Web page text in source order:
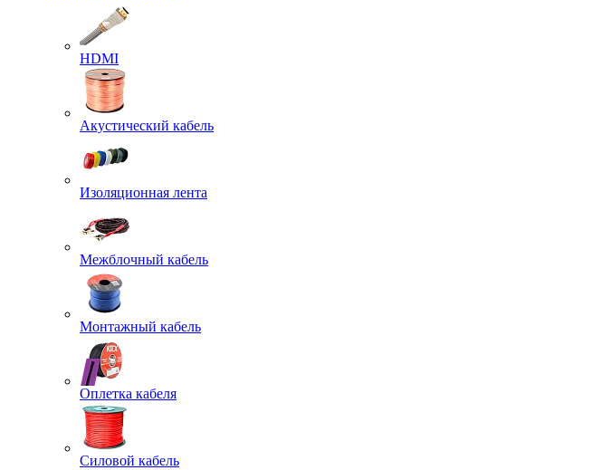
HDMI
Акустический кабель
Изоляционная лента
Межблочный кабель
Монтажный кабель
Оплетка кабеля
Силовой кабель